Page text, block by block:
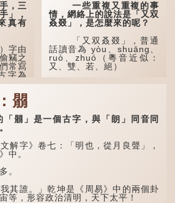
，三
」，
真有
字由
竊之
常寫
字為
鈔．
「滬
言扒
」
斷他
小偷
就是
西的
一些重複又重複的事
情，網絡上的說法是「又双
叒叕」，是怎麼來的呢？
「又双叒叕」，普通
話讀音為 yòu、shuāng、
ruò、zhuó（粵音近似：
又、雙、若、絕）
「又」和「双」比較
「叒」（音：若）原是
稱。 《說文解字·叒部》：
「叒，日初出東方湯谷所登
朤
朤」是一個古字，與「朗」同音同
字》卷七：「明也，從月良聲」，
中。
。
誰。」乾坤是《周易》中的兩個卦
等，形容政治清明，天下太平！